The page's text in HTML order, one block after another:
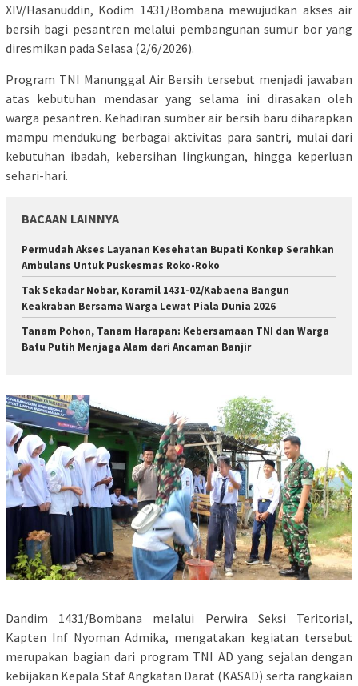
XIV/Hasanuddin, Kodim 1431/Bombana mewujudkan akses air
bersih bagi pesantren melalui pembangunan sumur bor yang
diresmikan pada Selasa (2/6/2026).
Program TNI Manunggal Air Bersih tersebut menjadi jawaban
atas kebutuhan mendasar yang selama ini dirasakan oleh
warga pesantren. Kehadiran sumber air bersih baru diharapkan
mampu mendukung berbagai aktivitas para santri, mulai dari
kebutuhan ibadah, kebersihan lingkungan, hingga keperluan
sehari-hari.
BACAAN LAINNYA
Permudah Akses Layanan Kesehatan Bupati Konkep Serahkan
Ambulans Untuk Puskesmas Roko-Roko
Tak Sekadar Nobar, Koramil 1431-02/Kabaena Bangun
Keakraban Bersama Warga Lewat Piala Dunia 2026
Tanam Pohon, Tanam Harapan: Kebersamaan TNI dan Warga
Batu Putih Menjaga Alam dari Ancaman Banjir
Dandim 1431/Bombana melalui Perwira Seksi Teritorial,
Kapten Inf Nyoman Admika, mengatakan kegiatan tersebut
merupakan bagian dari program TNI AD yang sejalan dengan
kebijakan Kepala Staf Angkatan Darat (KASAD) serta rangkaian